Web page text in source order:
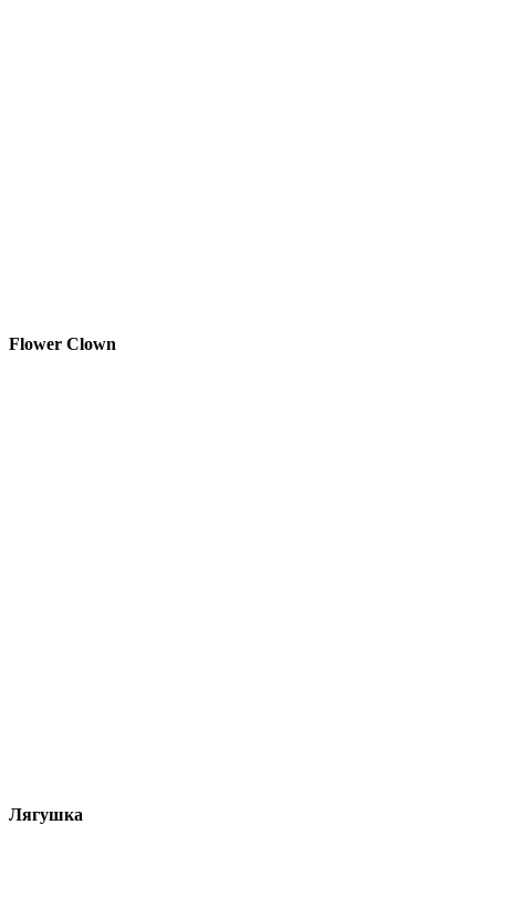
Flower Clown
Лягушка